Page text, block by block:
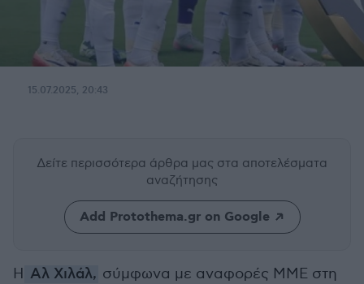
15.07.2025, 20:43
Δείτε περισσότερα άρθρα μας στα αποτελέσματα
αναζήτησης
Add Protothema.gr on Google
Η Αλ Χιλάλ, σύμφωνα με αναφορές ΜΜΕ στη